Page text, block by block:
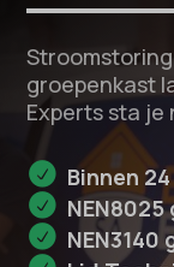
groepenkast
Experts sta
Binnen